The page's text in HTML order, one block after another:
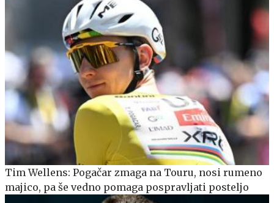
Tim Wellens: Pogačar zmaga na Touru, nosi rumeno
majico, pa še vedno pomaga pospravljati posteljo